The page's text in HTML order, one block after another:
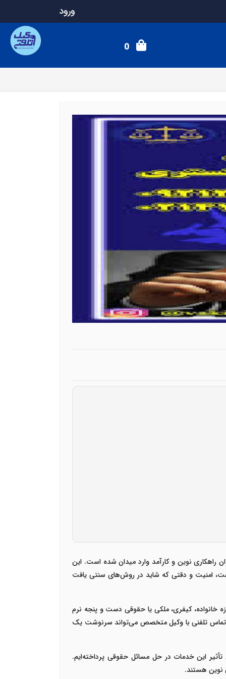
ورود
0
نوین و کارآمد وارد میدان شده است. این
امنیت و دقتی که شاید در روش‌های سنتی یافت
خانواده، کیفری، ملکی یا حقوقی دست و پنجه نرم
تماس تلفنی با وکیل متخصص می‌تواند سرنوشت یک
این خدمات در حل مسائل حقوقی پرداخته‌ایم.
نوین هستند.